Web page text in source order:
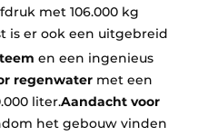
met 106.000 kg
is er ook een uitgebreid
en een ingenieus
regenwater met een
liter.Aandacht voor
het gebouw vinden